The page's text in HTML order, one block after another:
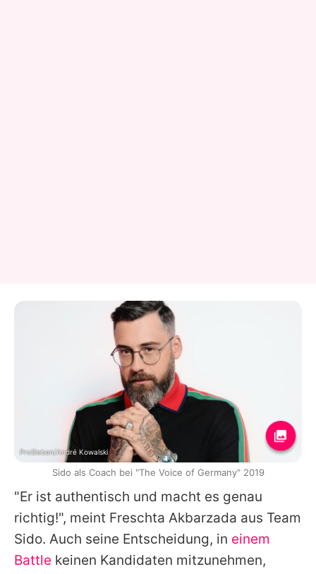
"Er ist authentisch und macht es genau
richtig!", meint Freschta Akbarzada aus Team
Sido. Auch seine Entscheidung, in einem
Battle keinen Kandidaten mitzunehmen,
ProSieben/André Kowalski
Sido als Coach bei "The Voice of Germany" 2019